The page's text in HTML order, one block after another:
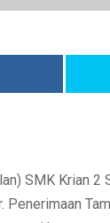
SMK Krian
Penerimaan